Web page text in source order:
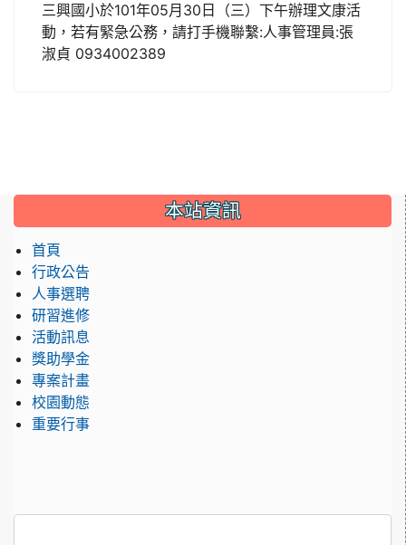
三興國小於101年05月30日（三）下午辦理文康活
動，若有緊急公務，請打手機聯繫:人事管理員:張
淑貞 0934002389
::: 本站資訊
首頁
行政公告
人事選聘
研習進修
活動訊息
獎助學金
專案計畫
校園動態
重要行事